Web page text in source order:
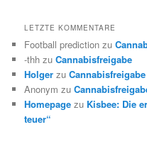
LETZTE KOMMENTARE
Football prediction zu
-thh zuCannabisfreigabe
Holger zuCannabisfreigabe
Anonym zu
Homepage zu Kisbee: Die
teuer“